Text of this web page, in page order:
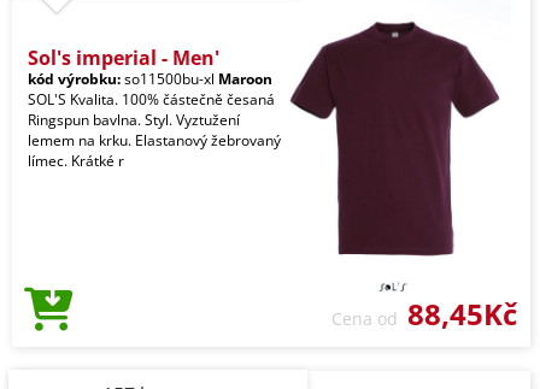
Sol's imperial - Men'
kód výrobku:so11500bu-xl Maroon
SOL'S Kvalita. 100% částečně česaná
Ringspun bavlna. Styl. Vyztužení
lemem na krku. Elastanový žebrovaný
límec. Krátké r
Cena od 88,45Kč